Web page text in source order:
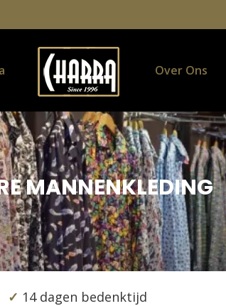
Over Ons
MANNENKLEDING
✓ 14 dagen bedenktijd